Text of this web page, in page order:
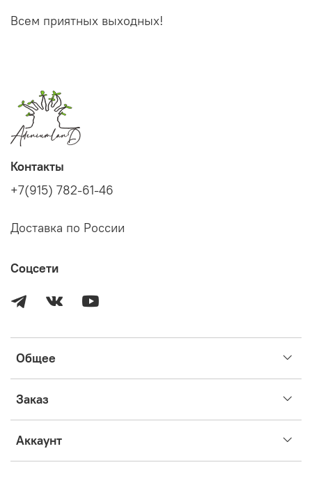
Всем приятных выходных!
Общее
Заказ
Аккаунт
Контакты
+7(915) 782-61-46
Доставка по России
Соцсети